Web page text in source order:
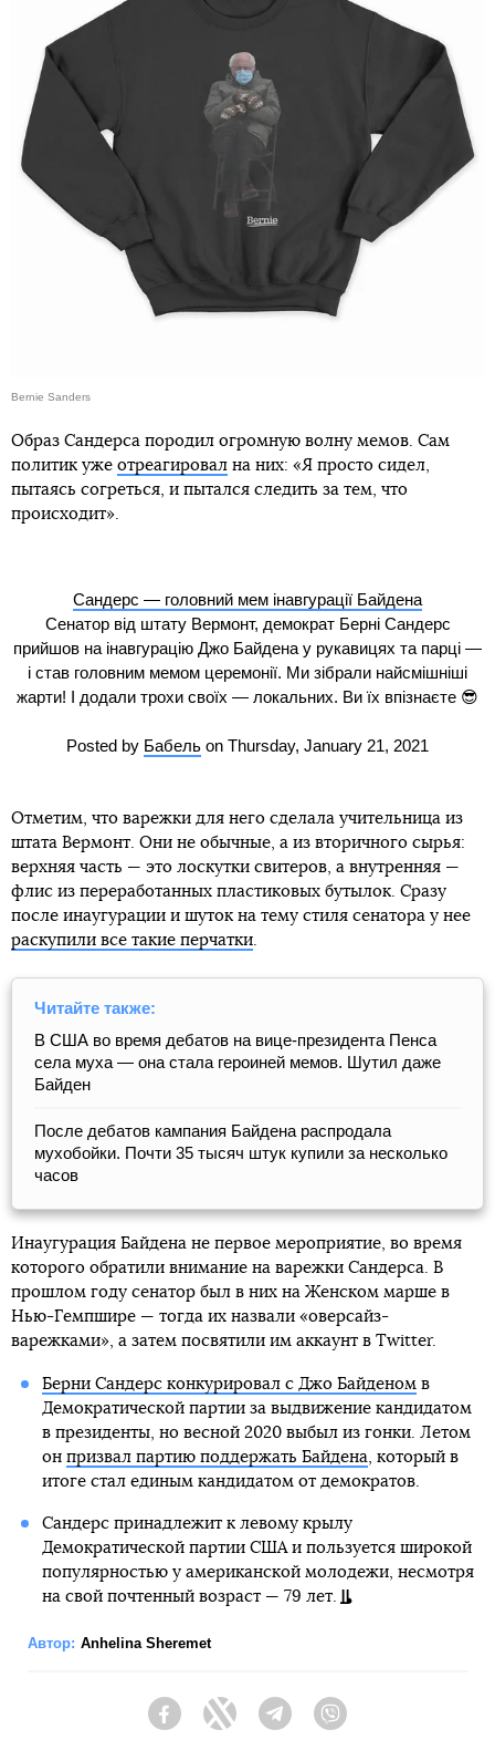
Bernie Sanders
Образ Сандерса породил огромную волну мемов. Сам
политик уже отреагировал на них: «Я просто сидел,
пытаясь согреться, и пытался следить за тем, что
происходит».
Сандерс — головний мем інавгурації Байдена
Сенатор від штату Вермонт, демократ Берні Сандерс
прийшов на інавгурацію Джо Байдена у рукавицях та парці —
і став головним мемом церемонії. Ми зібрали найсмішніші
жарти! І додали трохи своїх — локальних. Ви їх впізнаєте 😎
Posted by Бабель on Thursday, January 21, 2021
Отметим, что варежки для него сделала учительница из
штата Вермонт. Они не обычные, а из вторичного сырья:
верхняя часть — это лоскутки свитеров, а внутренняя —
флис из переработанных пластиковых бутылок. Сразу
после инаугурации и шуток на тему стиля сенатора у нее
раскупили все такие перчатки
Читайте также:
В США во время дебатов на вице-президента Пенса
села муха — она стала героиней мемов. Шутил даже
Байден
После дебатов кампания Байдена распродала
мухобойки. Почти 35 тысяч штук купили за несколько
часов
Инаугурация Байдена не первое мероприятие, во время
которого обратили внимание на варежки Сандерса. В
прошлом году сенатор был в них на Женском марше в
Нью-Гемпшире — тогда их назвали «оверсайз-
варежками», а затем посвятили им аккаунт в Twitter.
Берни Сандерс конкурировал с Джо Байденом в
Демократической партии за выдвижение кандидатом
в президенты, но весной 2020 выбыл из гонки. Летом
он призвал партию поддержать Байдена , который в
итоге стал единым кандидатом от демократов.
Сандерс принадлежит к левому крылу
Демократической партии США и пользуется широкой
популярностью у американской молодежи, несмотря
на свой почтенный возраст — 79 лет.
Автор: Anhelina Sheremet
FacebookTwitter Telegram